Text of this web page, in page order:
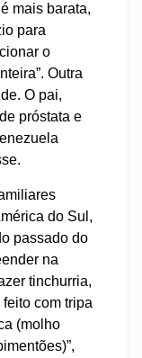
mais barata,
para
o
Outra
O pai,
próstata e
do Sul,
passado do
na
tinchurria,
com tripa
(molho